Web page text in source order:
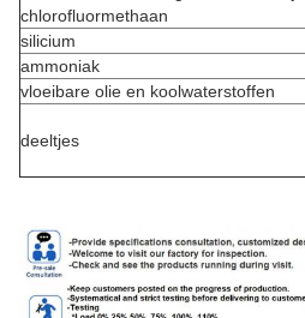
chlorofluormethaan
silicium
ammoniak
vloeibare olie en koolwaterstoffen
deeltjes